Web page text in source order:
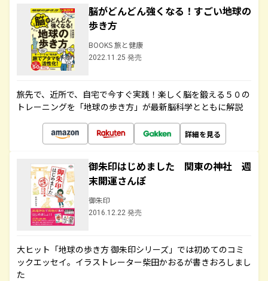
脳がどんどん強くなる！すごい地球の
歩き方
BOOKS 旅と健康
2022.11.25 発売
旅先で、近所で、自宅で今すぐ実践！楽しく脳を鍛える５０の
トレーニングを「地球の歩き方」が最新脳科学とともに解説
詳細を見る
御朱印はじめました 関東の神社 週
末開運さんぽ
御朱印
2016.12.22 発売
大ヒット「地球の歩き方 御朱印シリーズ」では初めてのコミ
ックエッセイ。イラストレーター柴田かおるが書きおろしまし
た